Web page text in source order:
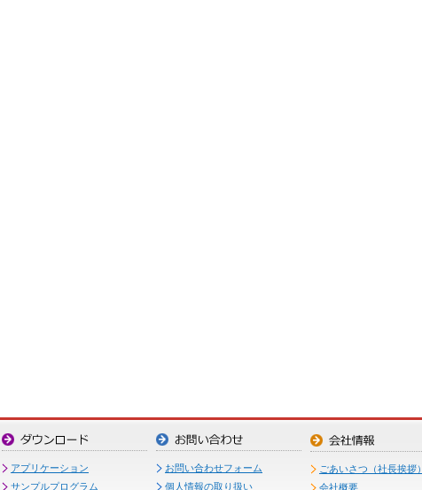
アプリケーション
サンプルプログラム
お問い合わせフォーム
個人情報の取り扱い
ごあいさつ（社長挨拶）
会社概要